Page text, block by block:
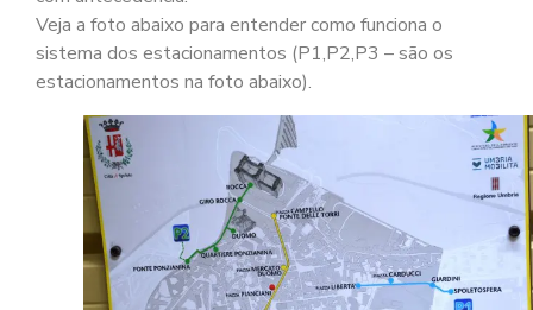
Veja a foto abaixo para entender como funciona o
sistema dos estacionamentos (P1,P2,P3 – são os
estacionamentos na foto abaixo).